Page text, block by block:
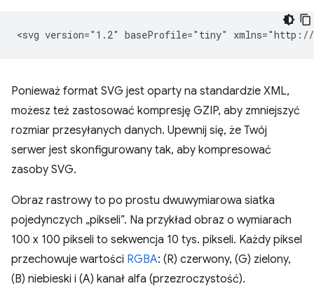
<svg version="1.2" baseProfile="tiny" xmlns="http://
Ponieważ format SVG jest oparty na standardzie XML,
możesz też zastosować kompresję GZIP, aby zmniejszyć
rozmiar przesyłanych danych. Upewnij się, że Twój
serwer jest skonfigurowany tak, aby kompresować
zasoby SVG.
Obraz rastrowy to po prostu dwuwymiarowa siatka
pojedynczych „pikseli”. Na przykład obraz o wymiarach
100 x 100 pikseli to sekwencja 10 tys. pikseli. Każdy piksel
przechowuje wartości RGBA: (R) czerwony, (G) zielony,
(B) niebieski i (A) kanał alfa (przezroczystość).